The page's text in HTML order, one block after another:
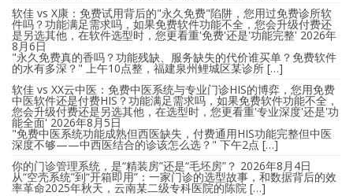
软佳 vs X康：免费试用背后的"永久免费"陷阱，您用过免费诊所软
件吗？功能满足需求吗，如果免费软件功能不全，您会升级付费还
是另选其他，在软件选型时，您更看重'免费'还是'功能完整' 2026年
8月6日
"永久免费真的香吗？功能残缺、服务缺失的代价谁买单？免费软件
的水有多深？" 上午10点整，福建泉州鲤城区某诊所 […]
软佳 vs XX云中医：免费中医系统与专业门诊HIS的博弈，您用免费
中医软件还是付费HIS？功能满足需求吗，如果免费软件功能不全，
您会升级付费还是另选其他，在选型时，您更看重'专业深度'还是'功
能全面' 2026年8月5日
"免费中医系统功能成熟但西医缺失，付费通用HIS功能完整但中医
深度不够——中西医结合的诊该怎么选？" 下午2点 […]
你的门诊管理系统，是“精装房”还是“毛坯房”？ 2026年8月4日
从“空壳系统”到“开箱即用”：一家门诊的选型故事，和数据背后的效
率革命2025年秋天，云南某二级专科医院的陈院 […]